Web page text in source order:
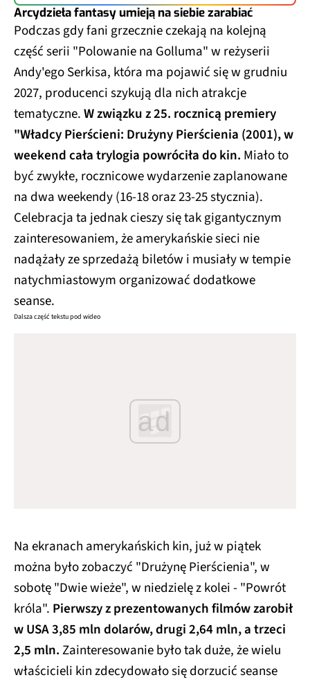
Arcydzieła fantasy umieją na siebie zarabiać
Podczas gdy fani grzecznie czekają na kolejną
część serii "Polowanie na Golluma" w reżyserii
Andy'ego Serkisa, która ma pojawić się w grudniu
2027, producenci szykują dla nich atrakcje
tematyczne.W związku z 25. rocznicą premiery
"Władcy Pierścieni: Drużyny Pierścienia (2001), w
weekend cała trylogia powróciła do kin. Miało to
być zwykłe, rocznicowe wydarzenie zaplanowane
na dwa weekendy (16-18 oraz 23-25 stycznia).
Celebracja ta jednak cieszy się tak gigantycznym
zainteresowaniem, że amerykańskie sieci nie
nadążały ze sprzedażą biletów i musiały w tempie
natychmiastowym organizować dodatkowe
seanse.
Dalsza część tekstu pod wideo
ad
Na ekranach amerykańskich kin, już w piątek
można było zobaczyć "Drużynę Pierścienia", w
sobotę "Dwie wieże", w niedzielę z kolei - "Powrót
króla". Pierwszy z prezentowanych filmów zarobił
w USA 3,85 mln dolarów, drugi 2,64 mln, a trzeci
2,5 mln.Zainteresowanie było tak duże, że wielu
właścicieli kin zdecydowało się dorzucić seanse